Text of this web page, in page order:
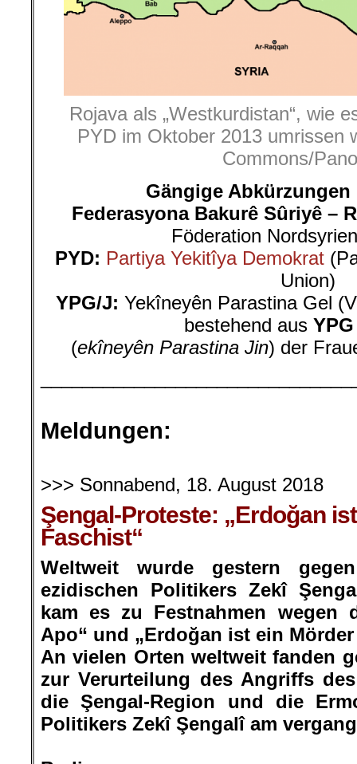
Rojava als „Westkurdistan“, wie
PYD im Oktober 2013 umrissen
Commons/
Gängige
Federasyona Bakurê Sûriyê –
Föderation
PYD: Partiya Yekitîya Demokrat
Union)
YPG/J: Yekîneyên Parastina Gel
bestehend aus YPG
(ekîneyên Parastina Jin) der
Meldungen:
>>> Sonnabend, 18. August 2018
Şengal-Proteste: „Erdoğan
Faschist“
Weltweit wurde gestern
ezidischen Politikers Zekî
kam es zu Festnahmen wegen
Apo“ und „Erdoğan ist ein
An vielen Orten weltweit fanden
zur Verurteilung des Angriffs
die Şengal-Region und die
Politikers Zekî Şengalî am